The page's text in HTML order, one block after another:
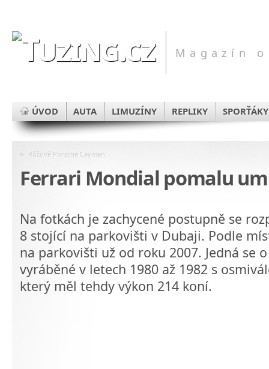
Magazín
ÚVOD AUTA LIMUZÍNY REPLIKY SPORŤÁKY
« Růžové Porsche Cayman
Ferrari Mondial pomalu
Na fotkách je zachycené postupně se
8 stojící na parkovišti v Dubaji. Podle
na parkovišti už od roku 2007. Jedná se
vyráběné v letech 1980 až 1982 s
který měl tehdy výkon 214 koní.